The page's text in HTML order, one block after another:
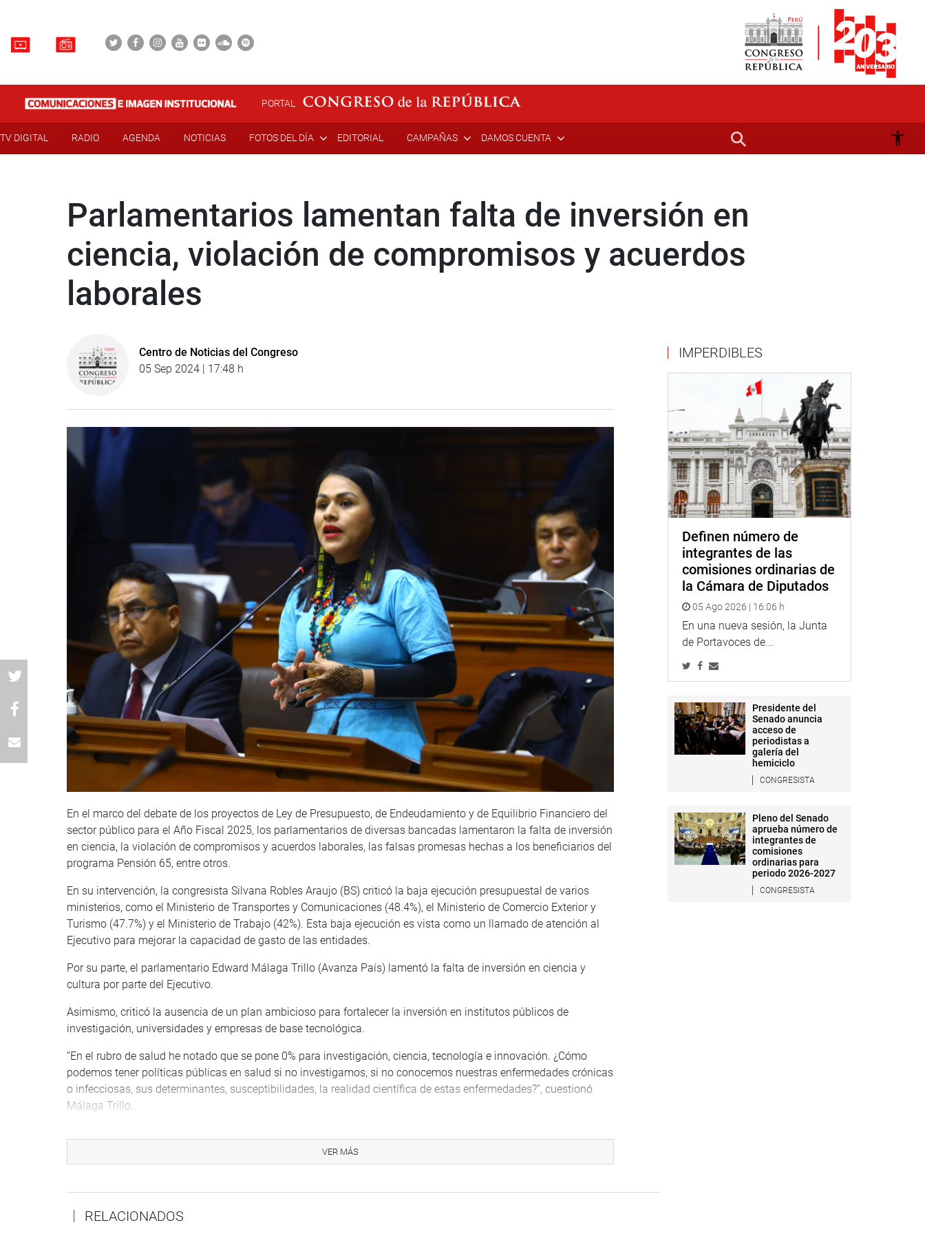
PORTAL
TV DIGITAL RADIO AGENDA NOTICIAS FOTOS DEL DÍA EDITORIAL CAMPAÑAS DAMOS CUENTA
Parlamentarios lamentan falta de inversión en
ciencia, violación de compromisos y acuerdos
laborales
Centro de Noticias del Congreso
05 Sep 2024 | 17:48 h
En el marco del debate de los proyectos de Ley de Presupuesto, de Endeudamiento y de Equilibrio Financiero del
sector público para el Año Fiscal 2025, los parlamentarios de diversas bancadas lamentaron la falta de inversión
en ciencia, la violación de compromisos y acuerdos laborales, las falsas promesas hechas a los beneficiarios del
programa Pensión 65, entre otros.
En su intervención, la congresista Silvana Robles Araujo (BS) criticó la baja ejecución presupuestal de varios
ministerios, como el Ministerio de Transportes y Comunicaciones (48.4%), el Ministerio de Comercio Exterior y
Turismo (47.7%) y el Ministerio de Trabajo (42%). Esta baja ejecución es vista como un llamado de atención al
Ejecutivo para mejorar la capacidad de gasto de las entidades.
Por su parte, el parlamentario Edward Málaga Trillo (Avanza País) lamentó la falta de inversión en ciencia y
cultura por parte del Ejecutivo.
Asimismo, criticó la ausencia de un plan ambicioso para fortalecer la inversión en institutos públicos de
investigación, universidades y empresas de base tecnológica.
“En el rubro de salud he notado que se pone 0% para investigación, ciencia, tecnología e innovación. ¿Cómo
podemos tener políticas públicas en salud si no investigamos, si no conocemos nuestras enfermedades crónicas
o infecciosas, sus determinantes, susceptibilidades, la realidad científica de estas enfermedades?”, cuestionó
Málaga Trillo.
los beneficiarios del programa Pensión 65, quienes no ven reflejado en la Ley de presupuesto el incremento
prometido por parte de la presidenta de la República, Dina Boluarte, durante su discurso de 28 de julio.
“Yo espero que ese incremento de S/100 se dé, porque realmente hoy la canasta básica familiar resulta siendo
insuficiente y necesitamos que se incremente, porque hoy los más pobres, lamentablemente, debido a la crisis,
son más pobres”, concluyó Bazán Calderón.
VER MÁS
RELACIONADOS
IMPERDIBLES
Definen número de
integrantes de las
comisiones ordinarias de
la Cámara de Diputados
05 Ago 2026 | 16:06 h
En una nueva sesión, la Junta
de Portavoces de...
Presidente del
Senado anuncia
acceso de
periodistas a
galería del
hemiciclo
CONGRESISTA
Pleno del Senado
aprueba número de
integrantes de
comisiones
ordinarias para
periodo 2026-2027
CONGRESISTA